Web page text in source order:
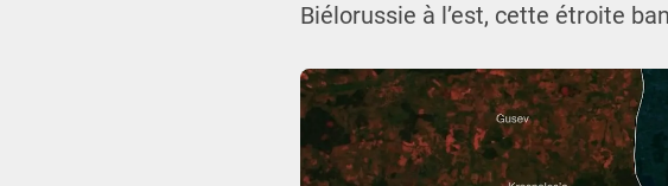
Biélorussie à l’est, cette étroite